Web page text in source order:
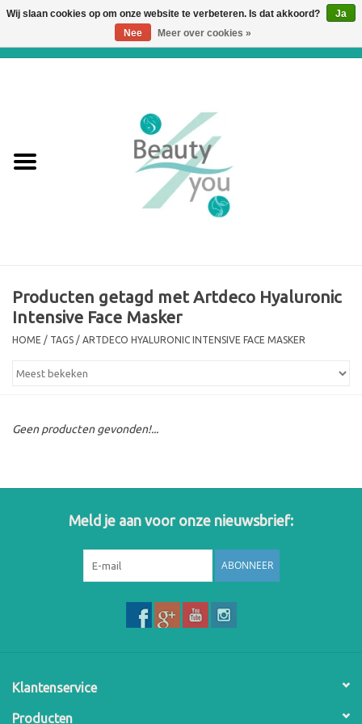
Merken
Producten getagd met Artdeco Hyaluronic
Intensive Face Masker
HOME / TAGS / ARTDECO HYALURONIC INTENSIVE FACE MASKER
Geen producten gevonden!...
Meld je aan voor onze nieuwsbrief:
ABONNEER
Klantenservice
Producten
Wij slaan cookies op om onze website te verbeteren. Is dat akkoord?
Ja
Nee
Meer over cookies »